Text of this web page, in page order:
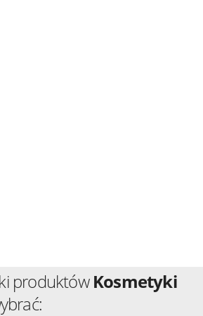
produktówKosmetyki